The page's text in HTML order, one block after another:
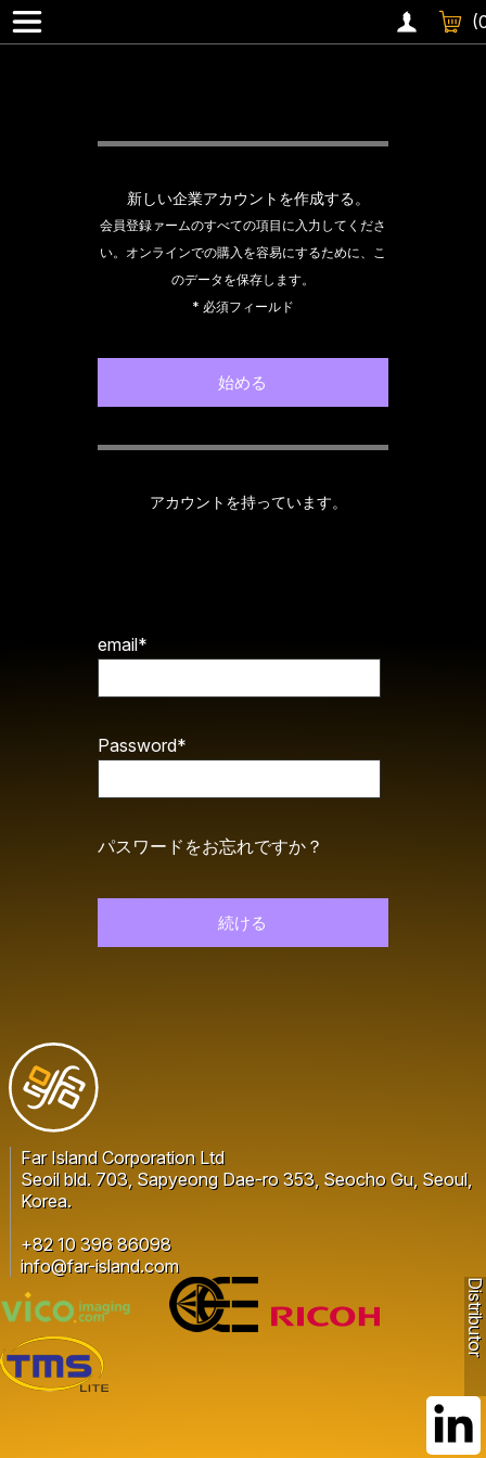
新しい企業アカウントを作成する。
会員登録ァームのすべての項目に入力してくださ
い。オンラインでの購入を容易にするために、こ
のデータを保存します。
* 必須フィールド
始める
アカウントを持っています。
email*
Password*
パスワードをお忘れですか？
続ける
Far Island Corporation Ltd
Seoil bld. 703, Sapyeong Dae-ro 353, Seocho Gu, Seoul,
Korea.
+82 10 396 86098
info@far-island.com
Distributor